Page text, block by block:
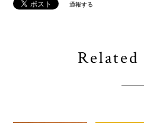
通報する